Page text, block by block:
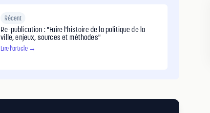
Récent
Re-publication : "Faire l'histoire de la politique de la
ville, enjeux, sources et méthodes"
Lire l'article →